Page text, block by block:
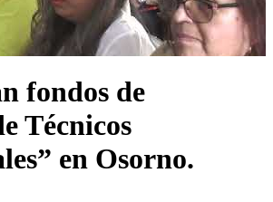
fondos de
Técnicos
en Osorno.